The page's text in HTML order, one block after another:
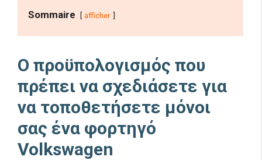
Sommaire afficher
Ο προϋπολογισμός που
πρέπει να σχεδιάσετε για
να τοποθετήσετε μόνοι
σας ένα φορτηγό
Volkswagen